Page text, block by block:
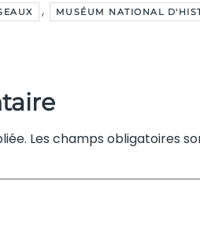
, MUSÉUM NATIONAL
Les champs obligatoires